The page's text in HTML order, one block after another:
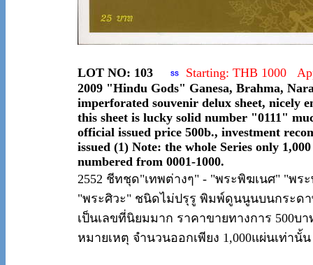
LOT NO: 103
Starting: THB 1000
2009 "Hindu Gods" Ganesa, Brahma,
imperforated souvenir delux sheet, nicely
this sheet is lucky solid number "0111"
official issued price 500b., investment
issued (1) Note: the whole Series only
numbered from 0001-1000.
2552 ชีทชุด"เทพต่างๆ" - "พระพิฆเนศ" "พ
"พระศิวะ" ชนิดไม่ปรุรู พิมพ์ดูนนูนบนกระดา
เป็นเลขที่นิยมมาก ราคาขายทางการ 500บ
หมายเหตุ จำนวนออกเพียง 1,000แผ่นเท่านั้น